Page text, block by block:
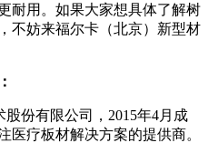
耐用。如果大家想具体了解树
不妨来福尔卡（北京）新型材
份有限公司，2015年4月成
医疗板材解决方案的提供商。